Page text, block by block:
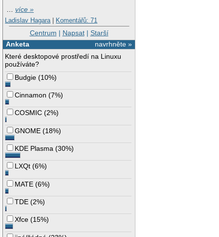
…více »
Ladislav Hagara | Komentářů: 71
Centrum | Napsat| Starší
navrhněte »
Anketa
Které desktopové prostředí na Linuxu
používáte?
Budgie (10%)
Cinnamon (7%)
COSMIC (2%)
GNOME (18%)
KDE Plasma (30%)
LXQt (6%)
MATE (6%)
TDE (2%)
Xfce (15%)